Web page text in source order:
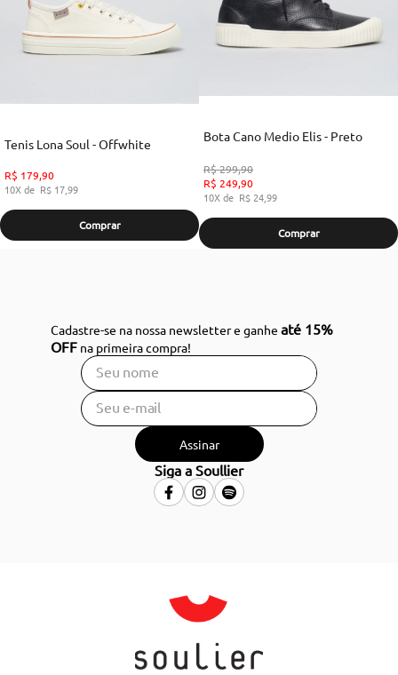
Tenis Lona Soul - Offwhite
R$ 179,90
10
R$ 17,99
Comprar
Bota Cano Medio Elis - Preto
R$299,90
R$ 249,90
10
R$ 24,99
Comprar
Cadastre-se na nossa newsletter e ganheaté 15%
OFF na primeira compra!
Assinar
Siga a Soullier